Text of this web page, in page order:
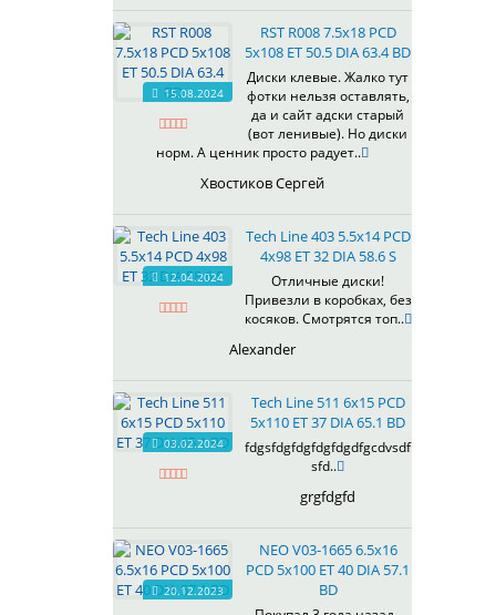
602
604
607
614
622
624
625
626
628
629
633
634
635
641
642
15.08.2024
RST R008 7.5x18 PCD
5x108 ET 50.5 DIA 63.4 BD
Диски клевые. Жалко тут
фотки нельзя оставлять,
да и сайт адски старый
(вот ленивые). Но диски
норм. А ценник просто радует..
Хвостиков Сергей
12.04.2024
Tech Line 403 5.5x14 PCD
4x98 ET 32 DIA 58.6 S
Отличные диски!
Привезли в коробках, без
косяков. Смотрятся топ..
Alexander
03.02.2024
Tech Line 511 6x15 PCD
5x110 ET 37 DIA 65.1 BD
fdgsfdgfdgfdgfdgdfgcdvsdf
sfd..
grgfdgfd
20.12.2023
NEO V03-1665 6.5x16
PCD 5x100 ET 40 DIA 57.1
BD